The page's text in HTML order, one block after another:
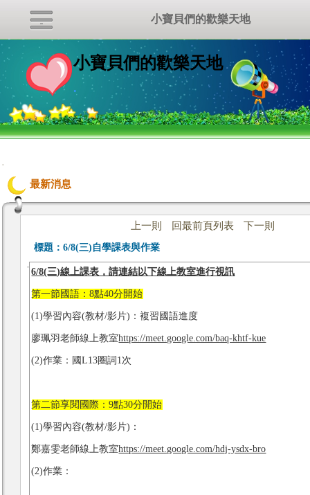
小寶貝們的歡樂天地
.
:::
最新消息
上一則 回最前頁列表 下一則
標題：6/8(三)自學課表與作業
6/8(三)線上課表，請連結以下線上教室進行視訊
第一節國語：8點40分開始
(1)學習內容(教材/影片)：複習國語進度
廖珮羽老師線上教室https://meet.google.com/baq-khtf-kue
(2)作業：國L13圈詞1次
第二節享閱國際：9點30分開始
(1)學習內容(教材/影片)：
鄭嘉雯老師線上教室https://meet.google.com/hdj-ysdx-bro
(2)作業：
小寶貝們的歡樂天地